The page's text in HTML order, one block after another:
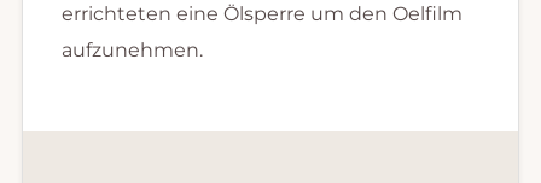
errichteten eine Ölsperre um den Oelfilm
aufzunehmen.